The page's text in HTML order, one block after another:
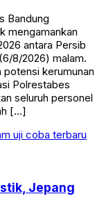
Bandung
mengamankan
antara Persib
8/2026) malam.
kerumunan
Polrestabes
seluruh personel
[…]
Jepang